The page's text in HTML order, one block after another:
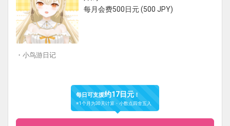
每月会费500日元 (500 JPY)
・小鸟游日记
每日可支援约17日元！
※1个月为30天计算・小数点四舍五入